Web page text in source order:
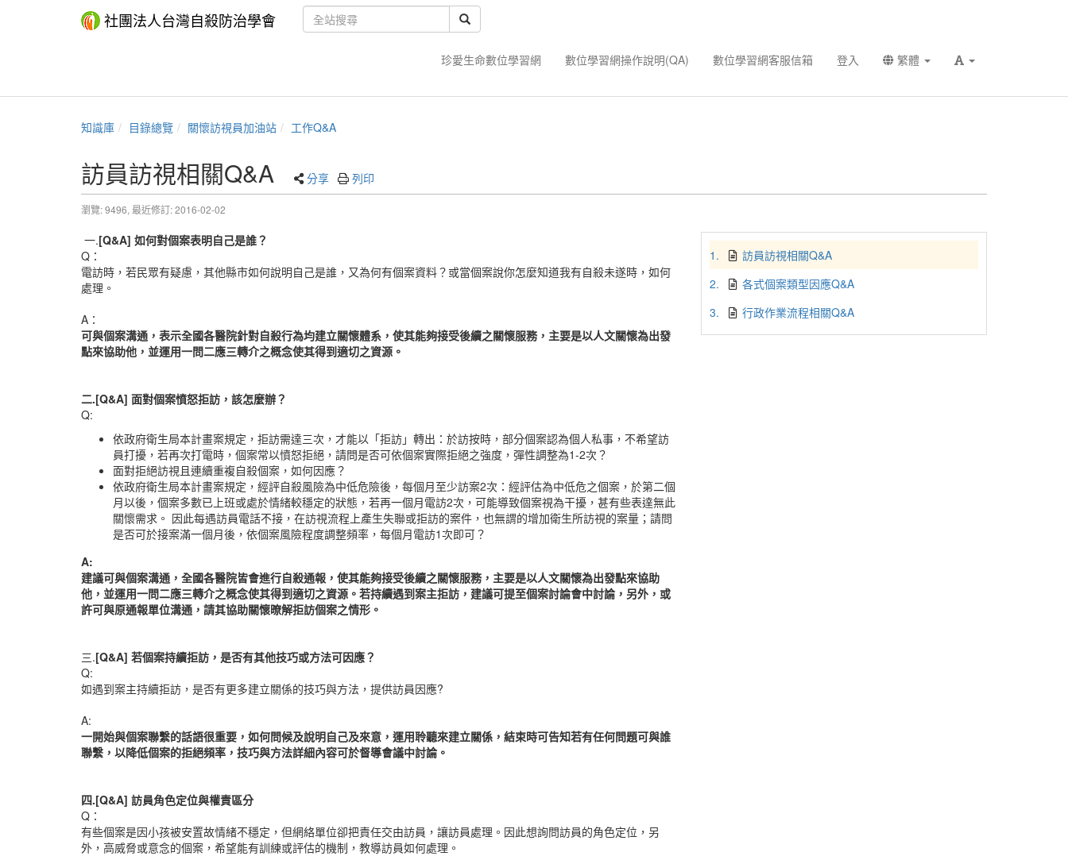
社團法人台灣自殺防治學會
珍愛生命數位學習網 數位學習網操作說明(QA) 數位學習網客服信箱 登入 繁體
知識庫 目錄總覽 關懷訪視員加油站 工作Q&A
訪員訪視相關Q&A 分享 列印
瀏覽: 9496, 最近修訂: 2016-02-02
一.[Q&A] 如何對個案表明自己是誰？
Q：
電訪時，若民眾有疑慮，其他縣市如何說明自己是誰，又為何有個案資料？或當個案說你怎麼知道我有自殺未遂時，如何
處理。
A：
可與個案溝通，表示全國各醫院針對自殺行為均建立關懷體系，使其能夠接受後續之關懷服務，主要是以人文關懷為出發
點來協助他，並運用一問二應三轉介之概念使其得到適切之資源。
二.[Q&A] 面對個案憤怒拒訪，該怎麼辦？
Q:
依政府衛生局本計畫案規定，拒訪需達三次，才能以「拒訪」轉出：於訪按時，部分個案認為個人私事，不希望訪
員打擾，若再次打電時，個案常以憤怒拒絕，請問是否可依個案實際拒絕之強度，彈性調整為1-2次？
面對拒絕訪視且連續重複自殺個案，如何因應？
依政府衛生局本計畫案規定，經評自殺風險為中低危險後，每個月至少訪案2次：經評估為中低危之個案，於第二個
月以後，個案多數已上班或處於情緒較穩定的狀態，若再一個月電訪2次，可能導致個案視為干擾，甚有些表達無此
關懷需求。 因此每遇訪員電話不接，在訪視流程上產生失聯或拒訪的案件，也無謂的增加衛生所訪視的案量；請問
是否可於接案滿一個月後，依個案風險程度調整頻率，每個月電訪1次即可？
A:
建議可與個案溝通，全國各醫院皆會進行自殺通報，使其能夠接受後續之關懷服務，主要是以人文關懷為出發點來協助
他，並運用一問二應三轉介之概念使其得到適切之資源。若持續遇到案主拒訪，建議可提至個案討論會中討論，另外，或
許可與原通報單位溝通，請其協助關懷暸解拒訪個案之情形。
三.[Q&A] 若個案持續拒訪，是否有其他技巧或方法可因應？
Q:
如遇到案主持續拒訪，是否有更多建立關係的技巧與方法，提供訪員因應?
A:
一開始與個案聯繫的話語很重要，如何問候及說明自己及來意，運用聆聽來建立關係，結束時可告知若有任何問題可與誰
聯繫，以降低個案的拒絕頻率，技巧與方法詳細內容可於督導會議中討論。
四.[Q&A] 訪員角色定位與權責區分
Q：
有些個案是因小孩被安置故情緒不穩定，但網絡單位卻把責任交由訪員，讓訪員處理。因此想詢問訪員的角色定位，另
外，高威脅或意念的個案，希望能有訓練或評估的機制，教導訪員如何處理。
1.
訪員訪視相關Q&A
2.
各式個案類型因應Q&A
3.
行政作業流程相關Q&A